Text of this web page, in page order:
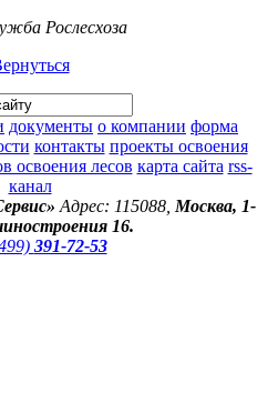
Рослесхоза
документы о компании форма
контакты проекты освоения
освоения лесов карта сайта rss-
канал
Адрес: 115088, Москва, 1-
16.
391-72-53